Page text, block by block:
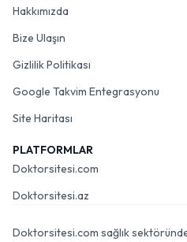
Hakkımızda
Bize Ulaşın
Gizlilik Politikası
Google Takvim Entegrasyonu
Site Haritası
PLATFORMLAR
Doktorsitesi.com
Doktorsitesi.az
Doktorsitesi.com sağlık